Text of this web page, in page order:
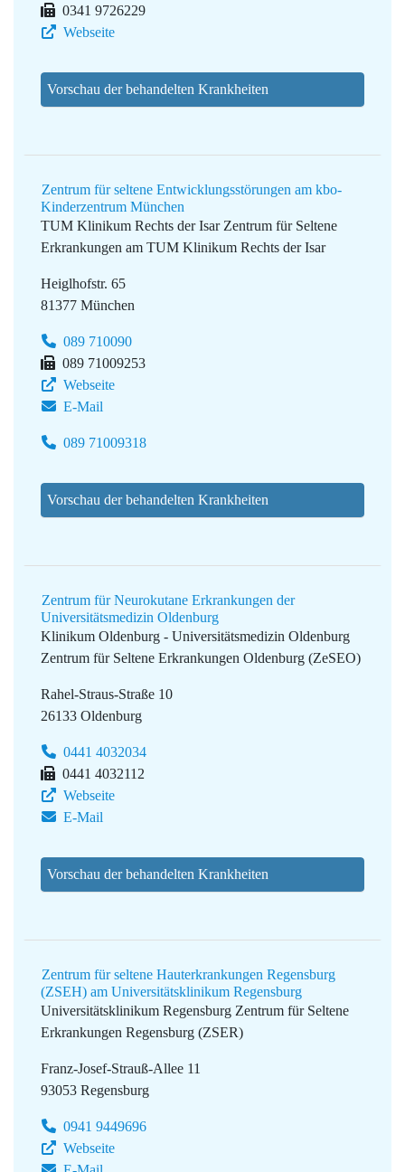
0341 9726229
Webseite
Vorschau der behandelten Krankheiten
Zentrum für seltene Entwicklungsstörungen am kbo-
Kinderzentrum München
TUM Klinikum Rechts der Isar Zentrum für Seltene
Erkrankungen am TUM Klinikum Rechts der Isar
Heiglhofstr. 65
81377 München
089 710090
089 71009253
Webseite
E-Mail
089 71009318
Vorschau der behandelten Krankheiten
Zentrum für Neurokutane Erkrankungen der
Universitätsmedizin Oldenburg
Klinikum Oldenburg - Universitätsmedizin Oldenburg
Zentrum für Seltene Erkrankungen Oldenburg (ZeSEO)
Rahel-Straus-Straße 10
26133 Oldenburg
0441 4032034
0441 4032112
Webseite
E-Mail
Vorschau der behandelten Krankheiten
Zentrum für seltene Hauterkrankungen Regensburg
(ZSEH) am Universitätsklinikum Regensburg
Universitätsklinikum Regensburg Zentrum für Seltene
Erkrankungen Regensburg (ZSER)
Franz-Josef-Strauß-Allee 11
93053 Regensburg
0941 9449696
Webseite